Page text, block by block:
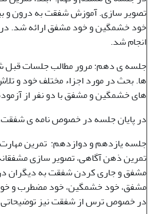
تصویر سازی. آموزش شفقت به درون و
خود خشمگین و خود مشفق ارائه شد.
انجام شد.
جلسه ی دهم: مرور مطالب جلسات قبل
ها. بحث در مورد اجزاء مختلف خود
های خشمگین و مشفق با دو نفر از
در پایان جلسه در خصوص نامه ی
جلسه یازدهم و دوازدهم: تمرین
تمرین ذهن آگاهی، تصویر سازی
مشفق و جاری کردن شفقت به دیگران
مشفق، خود خشمگین، خود مضطرب و
در خصوص ترس از شفقت نیز توضیحاتی